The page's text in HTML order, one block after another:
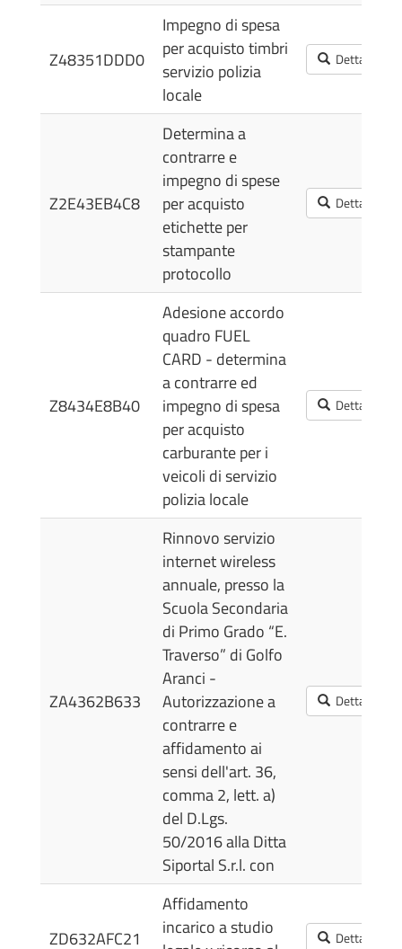
Z48351DDD0
Impegno di spesa
per acquisto timbri
servizio polizia
locale
Dettagli
Z2E43EB4C8
Determina a
contrarre e
impegno di spese
per acquisto
etichette per
stampante
protocollo
Dettagli
Z8434E8B40
Adesione accordo
quadro FUEL
CARD - determina
a contrarre ed
impegno di spesa
per acquisto
carburante per i
veicoli di servizio
polizia locale
Dettagli
ZA4362B633
Rinnovo servizio
internet wireless
annuale, presso la
Scuola Secondaria
di Primo Grado “E.
Traverso” di Golfo
Aranci -
Autorizzazione a
contrarre e
affidamento ai
sensi dell'art. 36,
comma 2, lett. a)
del D.Lgs.
50/2016 alla Ditta
Siportal S.r.l. con
Dettagli
ZD632AFC21
Affidamento
incarico a studio
Dettagli